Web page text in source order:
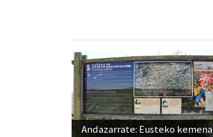
Andazarrate: Eusteko kemena